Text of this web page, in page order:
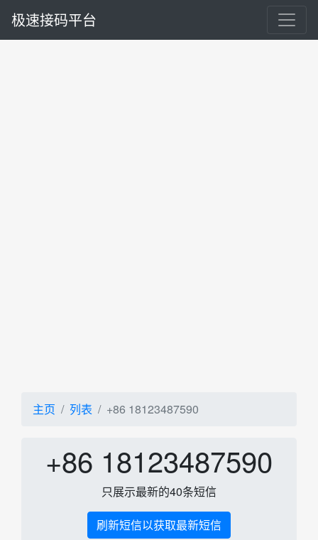
极速接码平台
主页 列表 +86 18123487590
+86 18123487590
只展示最新的40条短信
刷新短信以获取最新短信